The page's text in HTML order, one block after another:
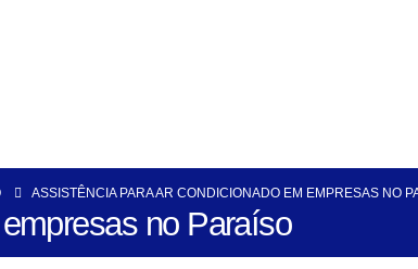
ASSISTÊNCIA PARA AR CONDICIONADO EM EMPRESAS NO
no Paraíso